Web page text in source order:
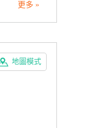
更多 »
地圖模式